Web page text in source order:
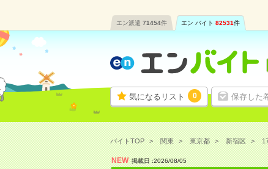
エン派遣 71454件 エン バイト 82531件
気になるリスト 0 保存した
バイトTOP 関東 東京都 新宿区
NEW 掲載日 :2026/08/05